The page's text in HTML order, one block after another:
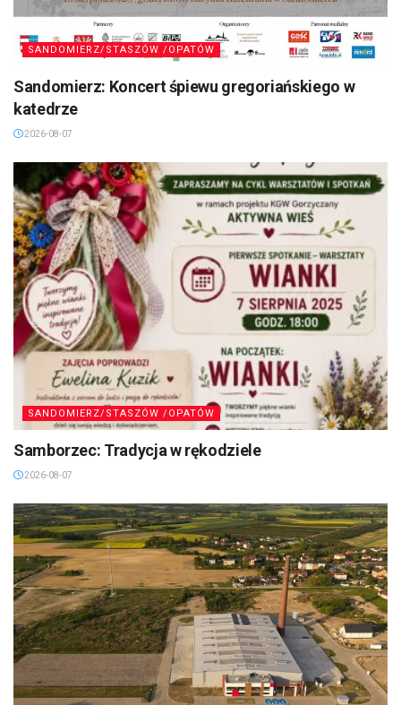
SANDOMIERZ/STASZÓW /OPATÓW
Sandomierz: Koncert śpiewu gregoriańskiego w
katedrze
2026-08-07
SANDOMIERZ/STASZÓW /OPATÓW
Samborzec: Tradycja w rękodziele
2026-08-07